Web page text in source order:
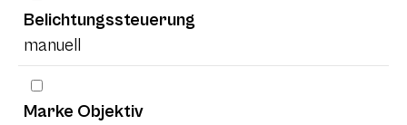
Belichtungssteuerung
manuell
Marke Objektiv